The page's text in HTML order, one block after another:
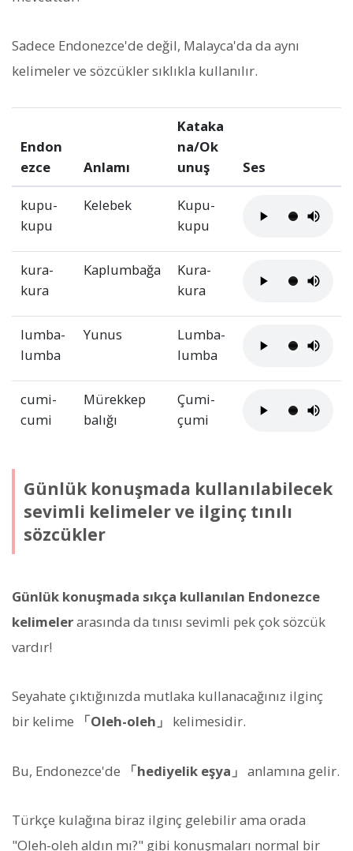
Sadece Endonezce'de değil, Malayca'da da aynı
kelimeler ve sözcükler sıklıkla kullanılır.
Endon
ezce
Anlamı
Kataka
na/Ok
unuş
Ses
kupu-
kupu
Kelebek
Kupu-
kupu
kura-
kura
Kaplumbağa
Kura-
kura
lumba-
lumba
Yunus
Lumba-
lumba
cumi-
cumi
Mürekkep
balığı
Çumi-
çumi
Günlük konuşmada kullanılabilecek
sevimli kelimeler ve ilginç tınılı
sözcükler
Günlük konuşmada sıkça kullanılan Endonezce
kelimelerarasında da tınısı sevimli pek çok sözcük
vardır!
Seyahate çıktığınızda mutlaka kullanacağınız ilginç
bir kelime
「Oleh-oleh」 kelimesidir.
Bu, Endonezce'de 「hediyelik eşya」 anlamına gelir.
Türkçe kulağına biraz ilginç gelebilir ama orada
"Oleh-oleh aldın mı?" gibi konuşmaları normal bir